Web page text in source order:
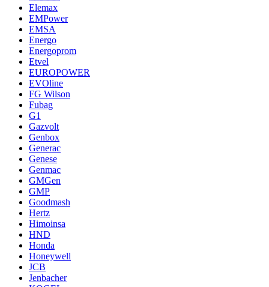
Elemax
EMPower
EMSA
Energo
Energoprom
Etvel
EUROPOWER
EVOline
FG Wilson
Fubag
G1
Gazvolt
Genbox
Generac
Genese
Genmac
GMGen
GMP
Goodmash
Hertz
Himoinsa
HND
Honda
Honeywell
JCB
Jenbacher